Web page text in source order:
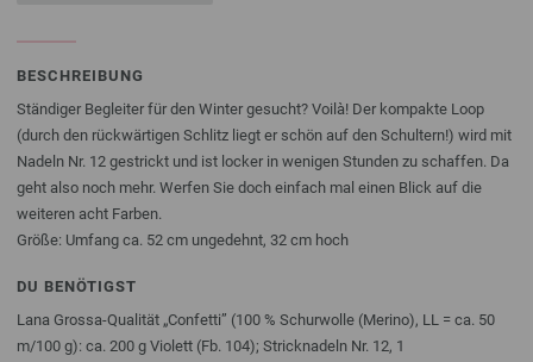
BESCHREIBUNG
Ständiger Begleiter für den Winter gesucht? Voilà! Der kompakte Loop
(durch den rückwärtigen Schlitz liegt er schön auf den Schultern!) wird mit
Nadeln Nr. 12 gestrickt und ist locker in wenigen Stunden zu schaffen. Da
geht also noch mehr. Werfen Sie doch einfach mal einen Blick auf die
weiteren acht Farben.
Größe: Umfang ca. 52 cm ungedehnt, 32 cm hoch
DU BENÖTIGST
Lana Grossa-Qualität „Confetti” (100 % Schurwolle (Merino), LL = ca. 50
m/100 g): ca. 200 g Violett (Fb. 104); Stricknadeln Nr. 12, 1